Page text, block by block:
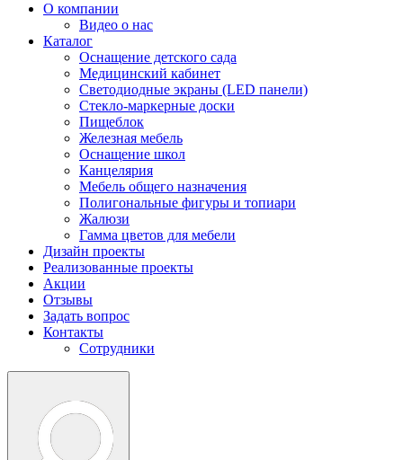
О компании
Видео о нас
Каталог
Оснащение детского сада
Медицинский кабинет
Светодиодные экраны (LED панели)
Стекло-маркерные доски
Пищеблок
Железная мебель
Оснащение школ
Канцелярия
Мебель общего назначения
Полигональные фигуры и топиари
Жалюзи
Гамма цветов для мебели
Дизайн проекты
Реализованные проекты
Акции
Отзывы
Задать вопрос
Контакты
Сотрудники